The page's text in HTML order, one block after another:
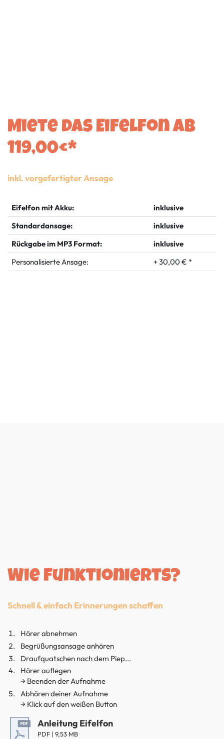
Miete das Eifelfon ab
119,00€*
inkl. vorgefertigter Ansage
Eifelfon mit Akku:
inklusive
Standardansage:
inklusive
Rückgabe im MP3 Format:
inklusive
Personalisierte Ansage:
+ 30,00 € *
Wie funktionierts?
Schnell & einfach Erinnerungen schaffen
Hörer abnehmen
Begrüßungsansage anhören
Draufquatschen nach dem Piep...
Hörer auflegen
→ Beenden der Aufnahme
Abhören deiner Aufnahme
→ Klick auf den weißen Button
Anleitung Eifelfon
PDF | 9,53 MB